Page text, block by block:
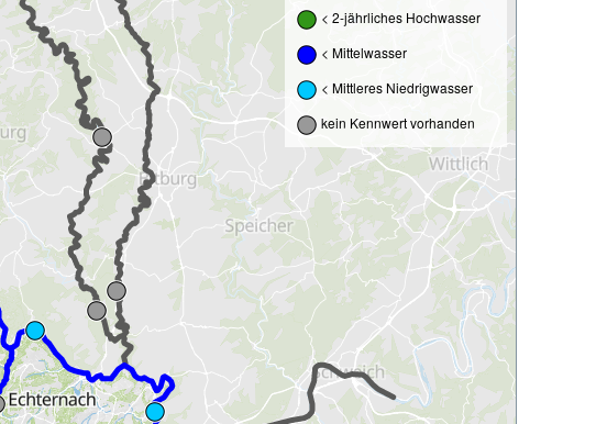
< 2-jährliches Hochwasser
< Mittelwasser
< Mittleres Niedrigwasser
kein Kennwert vorhanden